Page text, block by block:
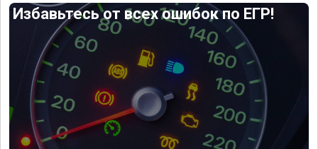
Избавьтесь от всех ошибок по ЕГР!